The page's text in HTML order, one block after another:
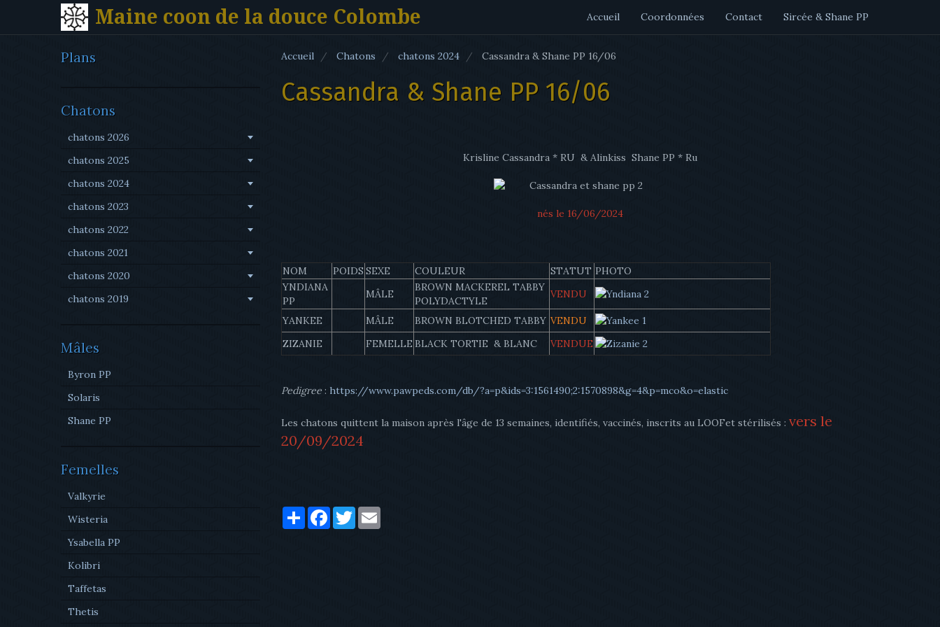
Maine coon de la douce Colombe Accueil Coordonnées Contact Sircée & Shane PP
Accueil Chatons chatons 2024 Cassandra & Shane PP 16/06
Cassandra & Shane PP 16/06
Krisline Cassandra * RU & Alinkiss Shane PP * Ru
nés le 16/06/2024
NOM POIDS SEXE COULEUR STATUT PHOTO
YNDIANA
PP
MÂLE
BROWN MACKEREL TABBY
POLYDACTYLE
VENDU
YANKEE MÂLE BROWN BLOTCHED TABBY VENDU
ZIZANIE
FEMELLE BLACK TORTIE & BLANC VENDUE
Pedigree : https://www.pawpeds.com/db/?a=p&ids=3:1561490;2:1570898&g=4&p=mco&o=elastic
Les chatons quittent la maison après l'âge de 13 semaines, identifiés, vaccinés, inscrits au LOOFet stérilisés : vers le
20/09/2024
PartagerFacebook
Twitter
Plans
Chatons
chatons 2026
chatons 2025
chatons 2024
chatons 2023
chatons 2022
chatons 2021
chatons 2020
chatons 2019
Mâles
Byron PP
Solaris
Shane PP
Femelles
Valkyrie
Wisteria
Ysabella PP
Kolibri
Taffetas
Thetis